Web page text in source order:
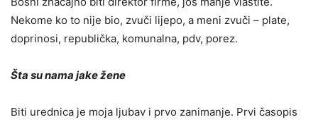
Nekome ko to nije bio, zvuči lijepo, a meni zvuči – plate,
doprinosi, republička, komunalna, pdv, porez.
Šta su nama jake žene
Biti urednica je moja ljubav i prvo zanimanje. Prvi časopis